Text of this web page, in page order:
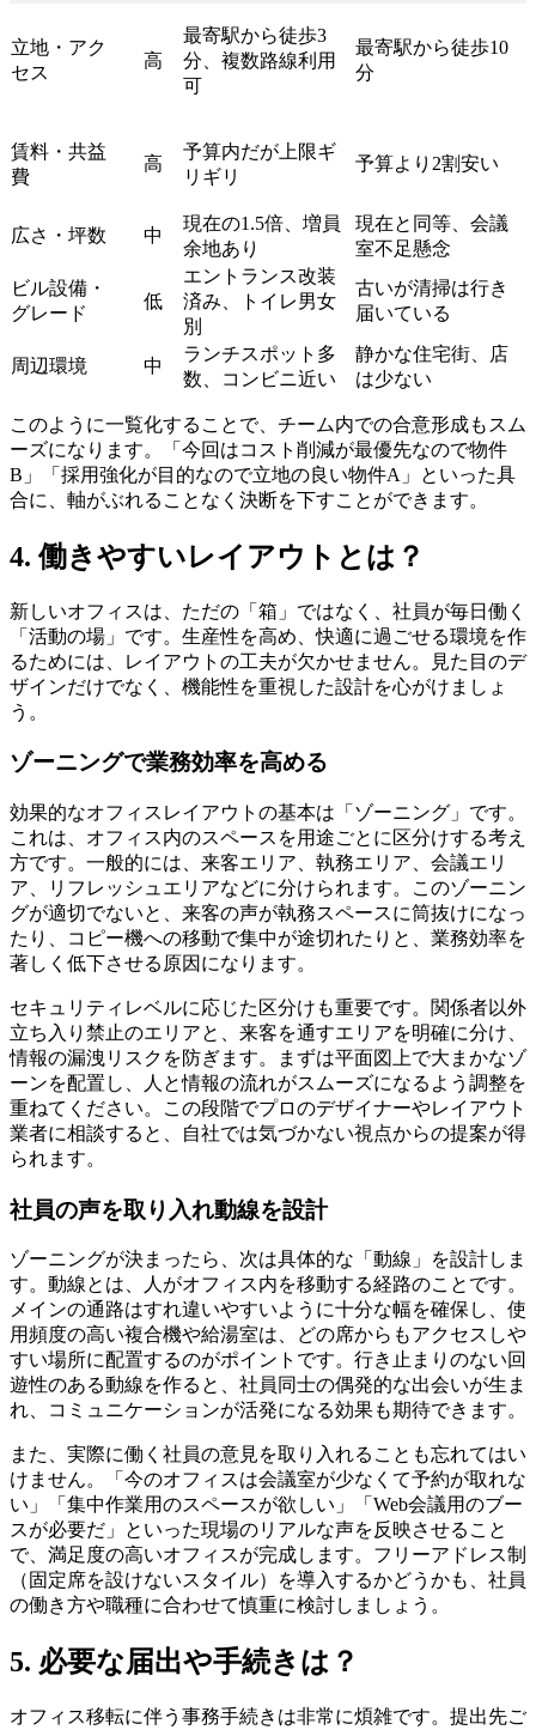
立地・アク
セス
高
最寄駅から徒歩3
分、複数路線利用
可
最寄駅から徒歩10
分
賃料・共益
費
高
予算内だが上限ギ
リギリ
予算より2割安い
広さ・坪数 中
現在の1.5倍、増員
余地あり
現在と同等、会議
室不足懸念
ビル設備・
グレード
低
エントランス改装
済み、トイレ男女
別
古いが清掃は行き
届いている
周辺環境 中
ランチスポット多
数、コンビニ近い
静かな住宅街、店
は少ない
このように一覧化することで、チーム内での合意形成もスム
ーズになります。「今回はコスト削減が最優先なので物件
B」「採用強化が目的なので立地の良い物件A」といった具
合に、軸がぶれることなく決断を下すことができます。
4. 働きやすいレイアウトとは？
新しいオフィスは、ただの「箱」ではなく、社員が毎日働く
「活動の場」です。生産性を高め、快適に過ごせる環境を作
るためには、レイアウトの工夫が欠かせません。見た目のデ
ザインだけでなく、機能性を重視した設計を心がけましょ
う。
ゾーニングで業務効率を高める
効果的なオフィスレイアウトの基本は「ゾーニング」です。
これは、オフィス内のスペースを用途ごとに区分けする考え
方です。一般的には、来客エリア、執務エリア、会議エリ
ア、リフレッシュエリアなどに分けられます。このゾーニン
グが適切でないと、来客の声が執務スペースに筒抜けになっ
たり、コピー機への移動で集中が途切れたりと、業務効率を
著しく低下させる原因になります。
セキュリティレベルに応じた区分けも重要です。関係者以外
立ち入り禁止のエリアと、来客を通すエリアを明確に分け、
情報の漏洩リスクを防ぎます。まずは平面図上で大まかなゾ
ーンを配置し、人と情報の流れがスムーズになるよう調整を
重ねてください。この段階でプロのデザイナーやレイアウト
業者に相談すると、自社では気づかない視点からの提案が得
られます。
社員の声を取り入れ動線を設計
ゾーニングが決まったら、次は具体的な「動線」を設計しま
す。動線とは、人がオフィス内を移動する経路のことです。
メインの通路はすれ違いやすいように十分な幅を確保し、使
用頻度の高い複合機や給湯室は、どの席からもアクセスしや
すい場所に配置するのがポイントです。行き止まりのない回
遊性のある動線を作ると、社員同士の偶発的な出会いが生ま
れ、コミュニケーションが活発になる効果も期待できます。
また、実際に働く社員の意見を取り入れることも忘れてはい
けません。「今のオフィスは会議室が少なくて予約が取れな
い」「集中作業用のスペースが欲しい」「Web会議用のブー
スが必要だ」といった現場のリアルな声を反映させること
で、満足度の高いオフィスが完成します。フリーアドレス制
（固定席を設けないスタイル）を導入するかどうかも、社員
の働き方や職種に合わせて慎重に検討しましょう。
5. 必要な届出や手続きは？
オフィス移転に伴う事務手続きは非常に煩雑です。提出先ご